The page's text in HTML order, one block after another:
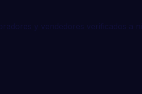
y vendedores verificados a